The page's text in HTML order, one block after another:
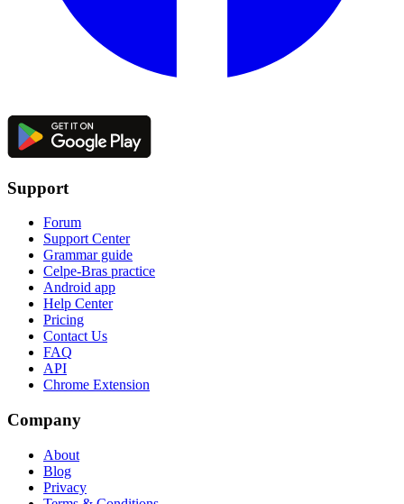
Support
Forum
Support Center
Grammar guide
Celpe-Bras practice
Android app
Help Center
Pricing
Contact Us
FAQ
API
Chrome Extension
Company
About
Blog
Privacy